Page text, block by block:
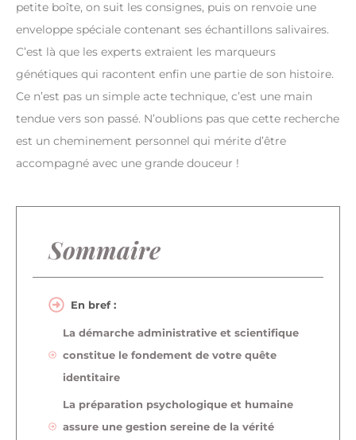
petite boîte, on suit les consignes, puis on renvoie une
enveloppe spéciale contenant ses échantillons salivaires.
C’est là que les experts extraient les marqueurs
génétiques qui racontent enfin une partie de son histoire.
Ce n’est pas un simple acte technique, c’est une main
tendue vers son passé. N’oublions pas que cette recherche
est un cheminement personnel qui mérite d’être
accompagné avec une grande douceur !
Sommaire
En bref :
La démarche administrative et scientifique
constitue le fondement de votre quête
identitaire
La préparation psychologique et humaine
assure une gestion sereine de la vérité